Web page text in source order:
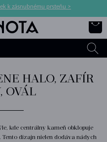
k zásnubnému prsteňu >
HALO, ZAFÍR
OVÁL
kde centrálny kameň obklopuje
dizajn nielen dodáva nádych